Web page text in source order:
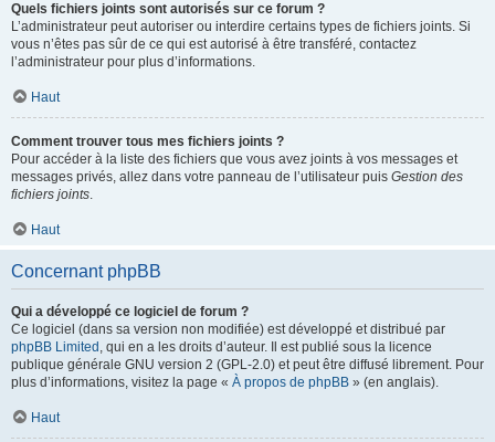
Quels fichiers joints sont autorisés sur ce forum ?
L’administrateur peut autoriser ou interdire certains types de fichiers joints. Si
vous n’êtes pas sûr de ce qui est autorisé à être transféré, contactez
l’administrateur pour plus d’informations.
Haut
Comment trouver tous mes fichiers joints ?
Pour accéder à la liste des fichiers que vous avez joints à vos messages et
messages privés, allez dans votre panneau de l’utilisateur puis Gestion des
fichiers joints.
Haut
Concernant phpBB
Qui a développé ce logiciel de forum ?
Ce logiciel (dans sa version non modifiée) est développé et distribué par
phpBB Limited , qui en a les droits d’auteur. Il est publié sous la licence
publique générale GNU version 2 (GPL-2.0) et peut être diffusé librement. Pour
plus d’informations, visitez la page « À propos de phpBB » (en anglais).
Haut